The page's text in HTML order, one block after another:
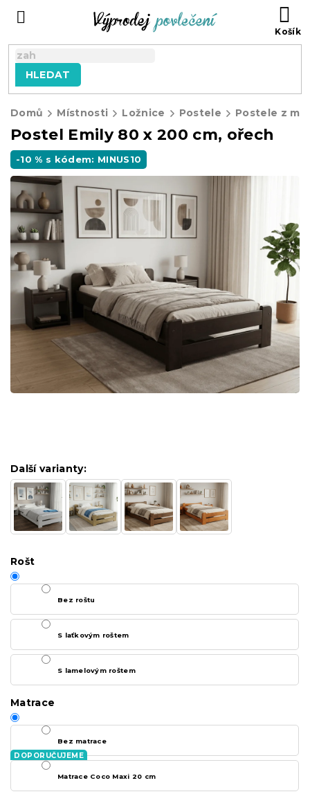
HLEDAT
Domů Místnosti Ložnice Postele Postele z
Postel Emily 80 x 200 cm, ořech
-10 % s kódem: MINUS10
Další varianty:
Rošt
Bez roštu
S laťkovým roštem
S lamelovým roštem
Matrace
Bez matrace
Matrace Coco Maxi 20 cm